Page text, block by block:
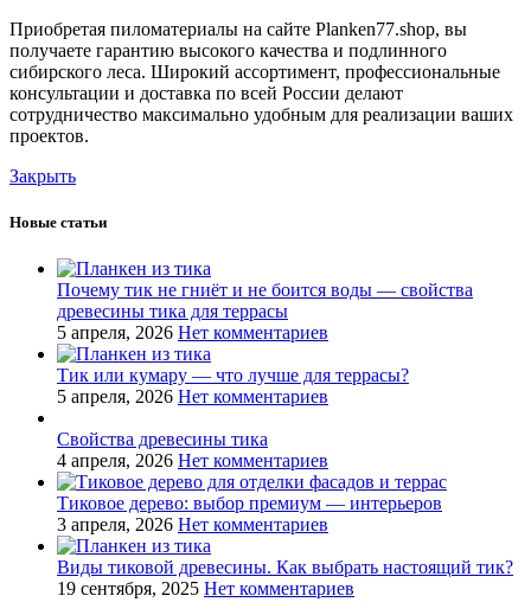
Приобретая пиломатериалы на сайте Planken77.shop, вы
получаете гарантию высокого качества и подлинного
сибирского леса. Широкий ассортимент, профессиональные
консультации и доставка по всей России делают
сотрудничество максимально удобным для реализации ваших
проектов.
Закрыть
Новые статьи
Почему тик не гниёт и не боится воды — свойства
древесины тика для террасы
5 апреля, 2026 Нет комментариев
Тик или кумару — что лучше для террасы?
5 апреля, 2026 Нет комментариев
Свойства древесины тика
4 апреля, 2026 Нет комментариев
Тиковое дерево: выбор премиум — интерьеров
3 апреля, 2026 Нет комментариев
Виды тиковой древесины. Как выбрать настоящий тик?
19 сентября, 2025 Нет комментариев